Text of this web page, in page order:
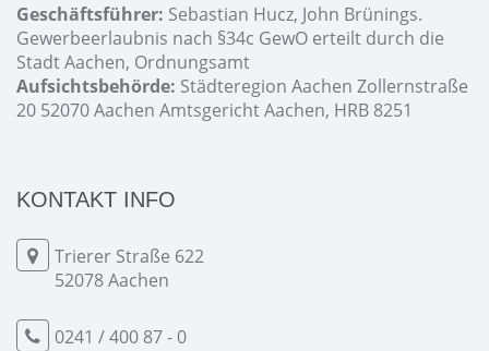
Geschäftsführer: Sebastian Hucz, John Brünings.
Gewerbeerlaubnis nach §34c GewO erteilt durch die
Stadt Aachen, Ordnungsamt
Aufsichtsbehörde: Städteregion Aachen Zollernstraße
20 52070 Aachen Amtsgericht Aachen, HRB 8251
KONTAKT INFO
Trierer Straße 622
52078 Aachen
0241 / 400 87 - 0